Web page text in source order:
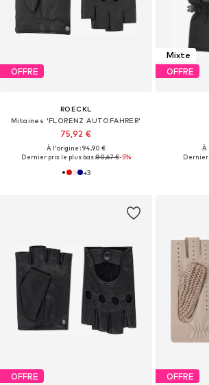
OFFRE
ROECKL
Mitaines 'FLORENZ AUTOFAHRER'
75,92 €
À l'origine : 94,90 €
Dernier prix le plus bas :80,67 €-5%
+3
Mixte
OFFRE
À
Dernier
OFFRE OFFRE